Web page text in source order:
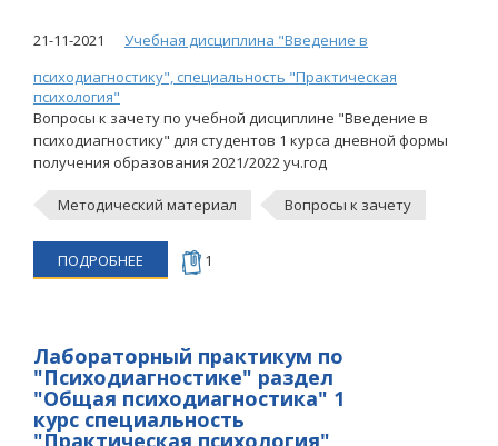
21-11-2021
Учебная дисциплина "Введение в
психодиагностику", специальность "Практическая
психология"
Вопросы к зачету по учебной дисциплине "Введение в
психодиагностику" для студентов 1 курса дневной формы
получения образования 2021/2022 уч.год
Методический материал Вопросы к зачету
ПОДРОБНЕЕ 1
Лабораторный практикум по
"Психодиагностике" раздел
"Общая психодиагностика" 1
курс специальность
"Практическая психология"